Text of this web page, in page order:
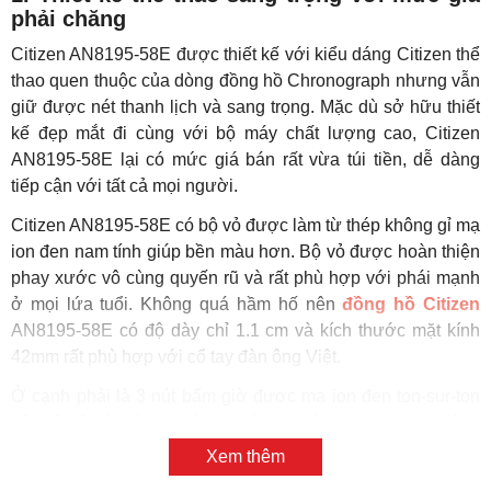
Start/Stop, ở góc 3 giờ là nút chỉnh giờ phút quen thuộc và ở
góc 4 giờ là nút Reset thời gian.
Xem thêm